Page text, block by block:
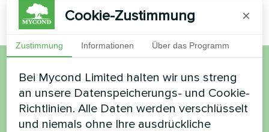
Möchten Sie kaufen oder
haben Sie Fragen?
Cookie-Zustimmung ×
Zustimmung Informationen Über das Programm
Bei Mycond Limited halten wir uns streng
an unsere Datenspeicherungs- und Cookie-
Richtlinien. Alle Daten werden verschlüsselt
und niemals ohne Ihre ausdrückliche